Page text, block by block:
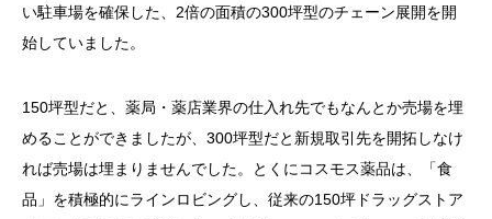
い駐車場を確保した、2倍の面積の300坪型のチェーン展開を開
始していました。
150坪型だと、薬局・薬店業界の仕入れ先でもなんとか売場を埋
めることができましたが、300坪型だと新規取引先を開拓しなけ
れば売場は埋まりませんでした。とくにコスモス薬品は、「食
品」を積極的にラインロビングし、従来の150坪ドラッグストア